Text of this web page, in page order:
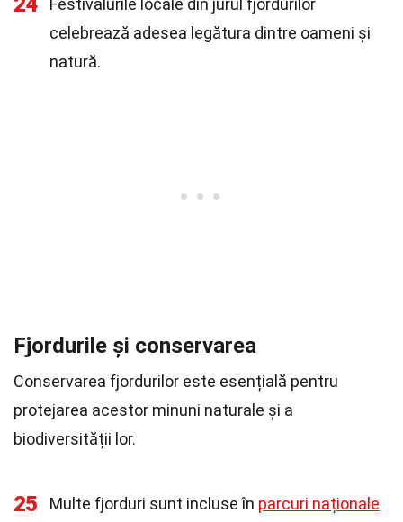
Festivalurile locale din jurul fjordurilor
celebrează adesea legătura dintre oameni și
natură.
Fjordurile și conservarea
Conservarea fjordurilor este esențială pentru
protejarea acestor minuni naturale și a
biodiversității lor.
25 Multe fjorduri sunt incluse în parcuri naționale